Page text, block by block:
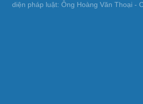
diện pháp luật: Ông Hoàng Văn Thoại -